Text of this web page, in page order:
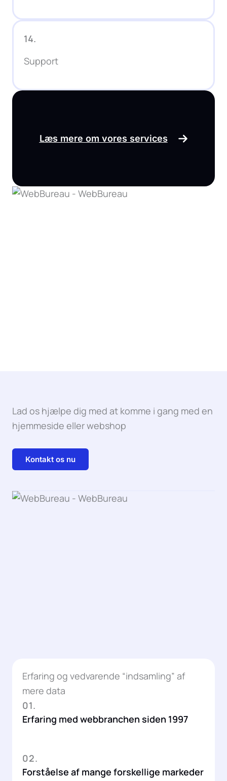
14.
Support
Læs mere om vores services
Lad os hjælpe dig med at komme i gang med en
hjemmeside eller webshop
Kontakt os nu
Erfaring og vedvarende “indsamling” af
mere data
01.
Erfaring med webbranchen siden 1997
02.
Forståelse af mange forskellige markeder